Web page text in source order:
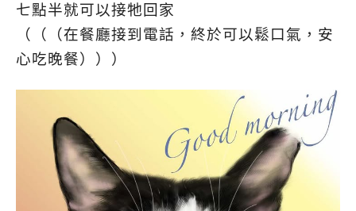
七點半就可以接牠回家
（（（在餐廳接到電話，終於可以鬆口氣，安
心吃晚餐）））